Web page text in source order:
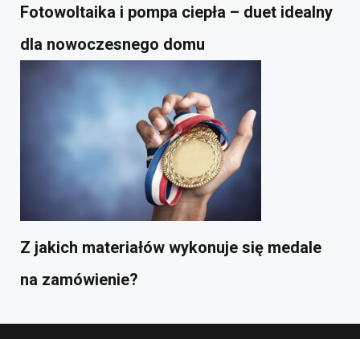
Fotowoltaika i pompa ciepła – duet idealny
dla nowoczesnego domu
Z jakich materiałów wykonuje się medale
na zamówienie?